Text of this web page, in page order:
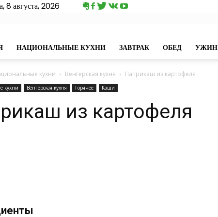
8 августа, 2026
НАЦИОНАЛЬНЫЕ КУХНИ ЗАВТРАК ОБЕД УЖИН
кухни Венгерская кухня Паприкаш из картофеля
кухни Венгерская кухня Горячее Каши
из картофеля